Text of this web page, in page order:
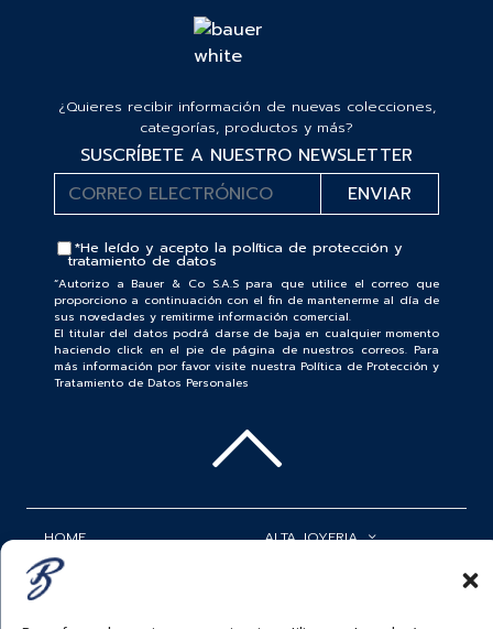
¿Quieres recibir información de nuevas colecciones,
categorías, productos y más?
SUSCRÍBETE A NUESTRO NEWSLETTER
*He leído y acepto la política de protección y
tratamiento de datos
“Autorizo a Bauer & Co S.A.S para que utilice el correo que
proporciono a continuación con el fin de mantenerme al día de
sus novedades y remitirme información comercial.
El titular del datos podrá darse de baja en cualquier momento
haciendo click en el pie de página de nuestros correos. Para
más información por favor visite nuestra Política de Protección y
Tratamiento de Datos Personales
HOME
ROLEX
RELOJERÍA
ALTA JOYERIA